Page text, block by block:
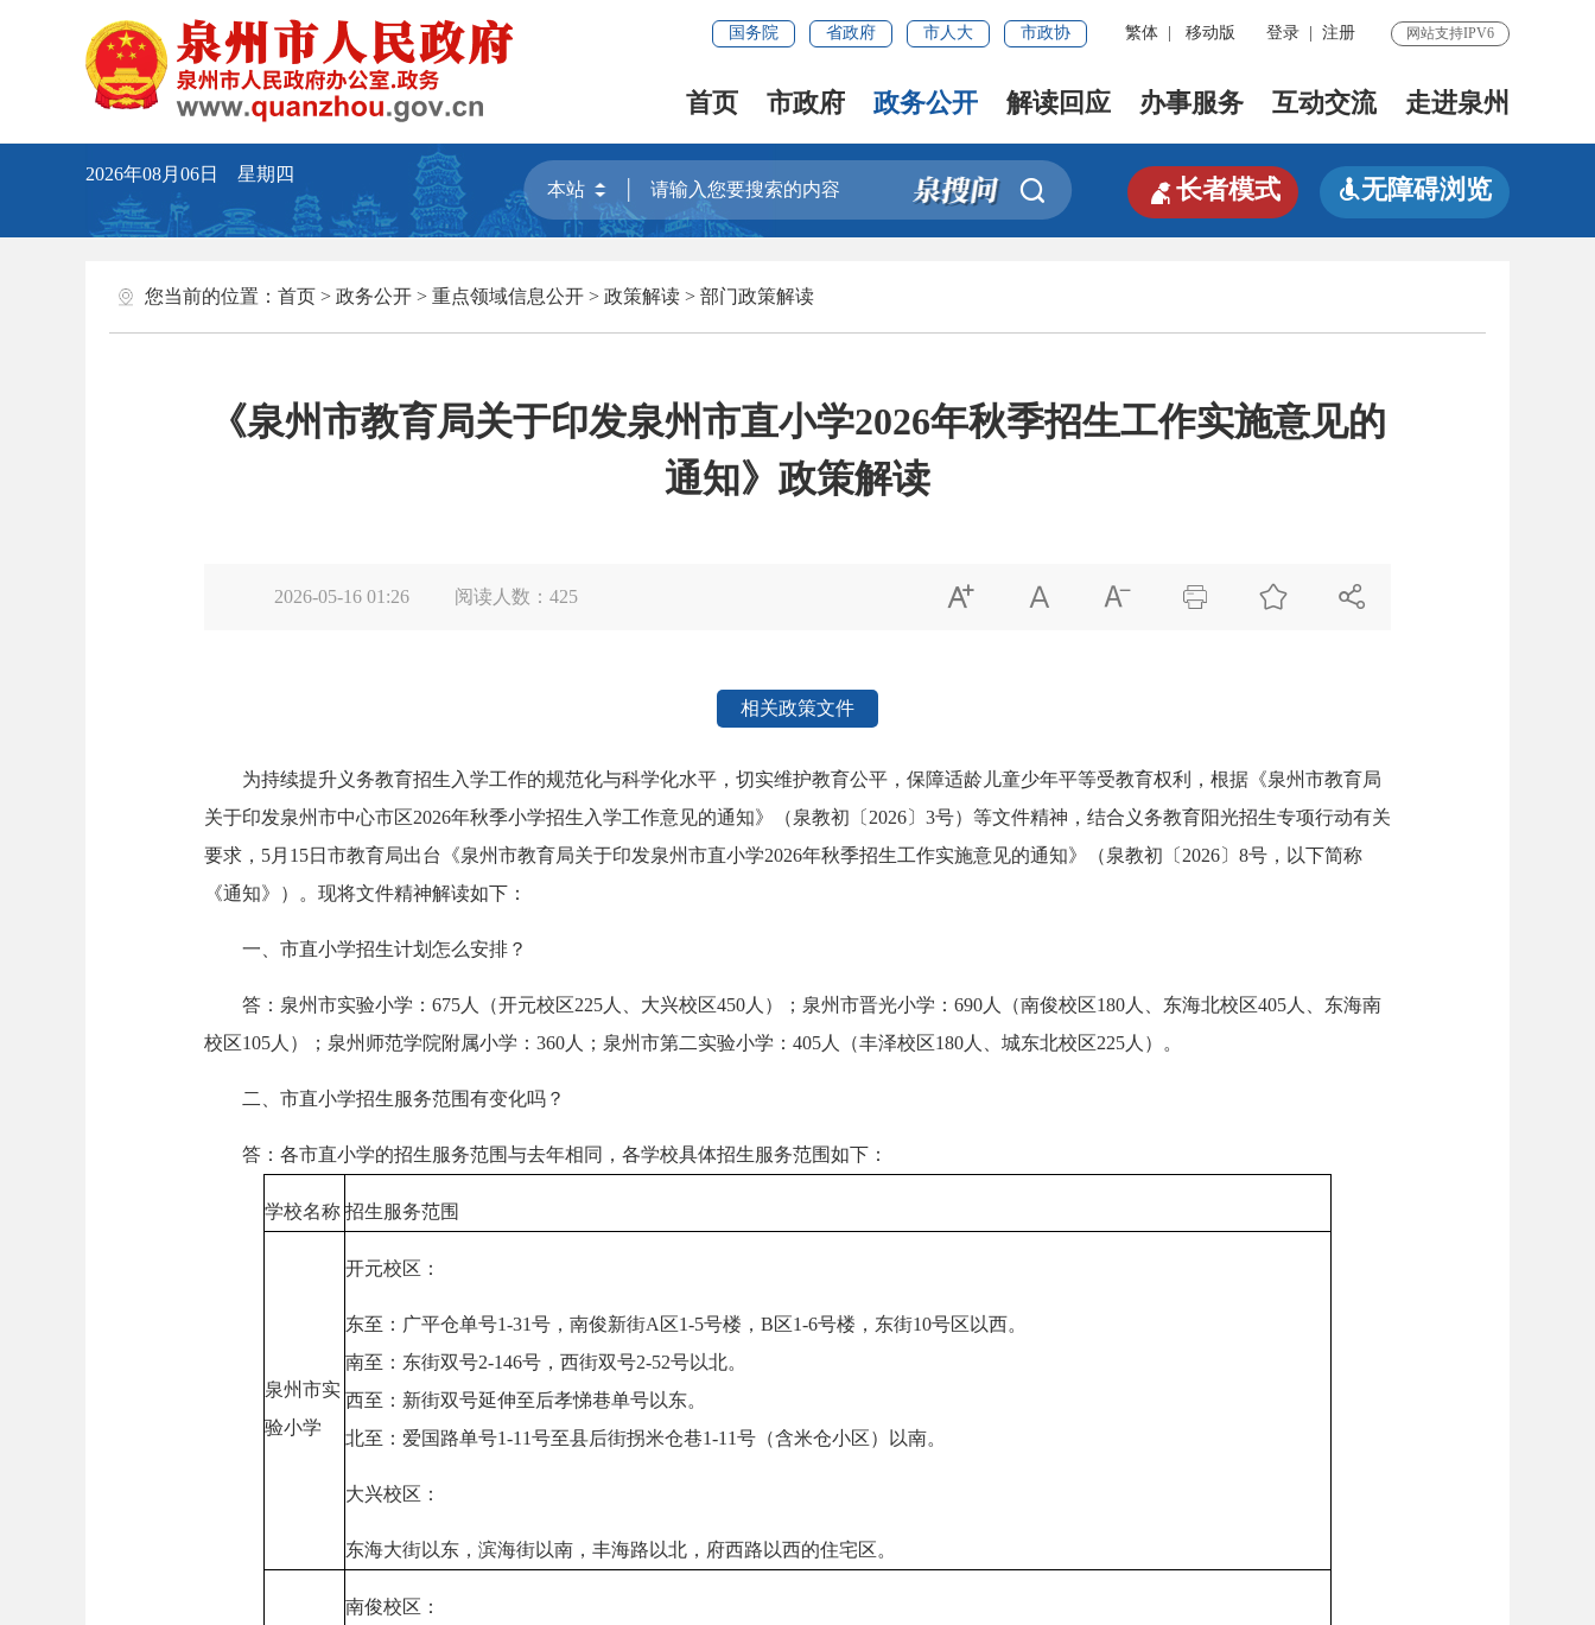
国务院 省政府 市人大 市政协 繁体 移动版 登录 注册 网站支持IPV6
首页 市政府 政务公开 解读回应 办事服务 互动交流 走进泉州
2026年08月06日 星期四
 长者模式 无障碍浏览
您当前的位置： 首页 > 政务公开 > 重点领域信息公开 > 政策解读 > 部门政策解读
《泉州市教育局关于印发泉州市直小学2026年秋季招生工作实施意见的
通知》政策解读
2026-05-16 01:26 阅读人数： 425      
相关政策文件
为持续提升义务教育招生入学工作的规范化与科学化水平，切实维护教育公平，保障适龄儿童少年平等受教育权利，根据《泉州市教育局
关于印发泉州市中心市区2026年秋季小学招生入学工作意见的通知》（泉教初〔2026〕3号）等文件精神，结合义务教育阳光招生专项行动有关
要求，5月15日市教育局出台《泉州市教育局关于印发泉州市直小学2026年秋季招生工作实施意见的通知》（泉教初〔2026〕8号，以下简称
《通知》）。现将文件精神解读如下：
一、市直小学招生计划怎么安排？
答：泉州市实验小学：675人（开元校区225人、大兴校区450人）；泉州市晋光小学：690人（南俊校区180人、东海北校区405人、东海南
校区105人）；泉州师范学院附属小学：360人；泉州市第二实验小学：405人（丰泽校区180人、城东北校区225人）。
二、市直小学招生服务范围有变化吗？
答：各市直小学的招生服务范围与去年相同，各学校具体招生服务范围如下：
学校名称 招生服务范围
泉州市实
验小学
开元校区：
东至：广平仓单号1-31号，南俊新街A区1-5号楼，B区1-6号楼，东街10号区以西。
南至：东街双号2-146号，西街双号2-52号以北。
西至：新街双号延伸至后孝悌巷单号以东。
北至：爱国路单号1-11号至县后街拐米仓巷1-11号（含米仓小区）以南。
大兴校区：
东海大街以东，滨海街以南，丰海路以北，府西路以西的住宅区。
南俊校区：